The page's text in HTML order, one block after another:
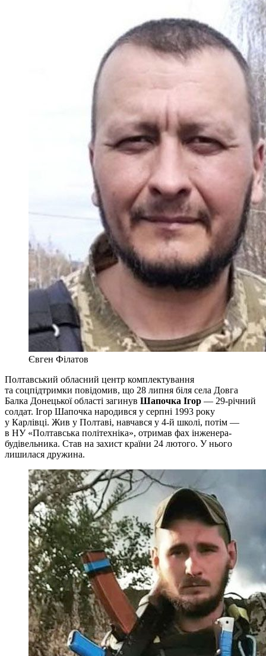
Євген Філатов
Полтавський обласний центр комплектування
та соцпідтримки повідомив, що 28 липня біля села Довга
Балка Донецької області загинув Шапочка Ігор — 29-річний
солдат. Ігор Шапочка народився у серпні 1993 року
у Карлівці. Жив у Полтаві, навчався у 4-й школі, потім —
в НУ «Полтавська політехніка», отримав фах інженера-
будівельника. Став на захист країни 24 лютого. У нього
лишилася дружина.